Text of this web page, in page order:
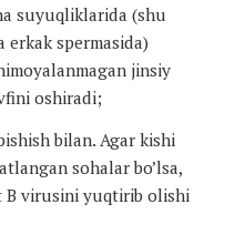
suyuqliklarida (shu
erkak spermasida)
jinsiy
oshiradi;
bilan. Agar kishi
sohalar bo’lsa,
B virusini yuqtirib olishi